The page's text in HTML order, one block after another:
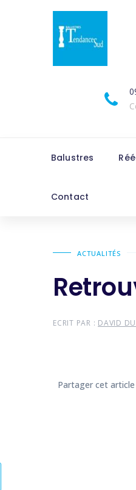
Balustres
Contact
ACTUALITÉS
ECRIT PAR : DAVID
Partager cet article